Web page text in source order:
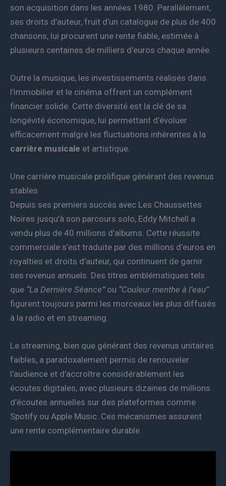
son acquisition dans les années 1980. Parallèlement,
ses droits d’auteur, fruit d’un catalogue de plus de 400
chansons, lui procurent une rente fiable, estimée à
plusieurs centaines de milliers d’euros chaque année.
Outre la musique, les investissements réalisés dans
l’immobilier et le cinéma offrent un complément
financier solide. Cette diversité est la clé de sa
longévité économique, lui permettant d’évoluer
efficacement malgré les fluctuations inhérentes à la
carrière musicale et artistique.
Une carrière musicale prolifique générant des revenus
stables
Depuis ses premiers succès avec Les Chaussettes
Noires jusqu’à son parcours solo, Eddy Mitchell a
vendu plus de 40 millions d’albums. Cette réussite
commerciale s’est traduite par des millions d’euros en
royalties et droits d’auteur, qui continuent de garnir
ses revenus annuels. Des titres emblématiques tels
que “La Dernière Séance”ou “Couleur menthe à l’eau”
figurent toujours parmi les morceaux les plus diffusés
à la radio et en streaming.
Le streaming, bien que générant des revenus unitaires
faibles, a paradoxalement permis de renouveler
l’audience et d’accroître considérablement les
écoutes digitales, avec plusieurs dizaines de millions
d’écoutes annuelles sur des plateformes comme
Spotify ou Apple Music. Ces mécanismes assurent
une rente complémentaire durable.